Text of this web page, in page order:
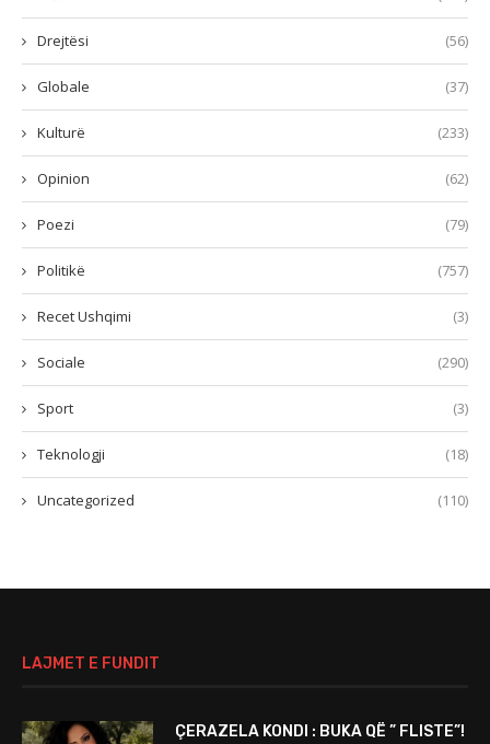
Drejtësi (56)
Globale (37)
Kulturë (233)
Opinion (62)
Poezi (79)
Politikë (757)
Recet Ushqimi (3)
Sociale (290)
Sport (3)
Teknologji (18)
Uncategorized (110)
LAJMET E FUNDIT
ÇERAZELA KONDI : BUKA QË ” FLISTE”!